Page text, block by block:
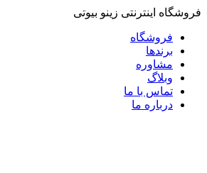
فروشگاه اینترنتی زینو بیوتی
فروشگاه
برندها
مشاوره
وبلاگ
تماس با ما
درباره ما